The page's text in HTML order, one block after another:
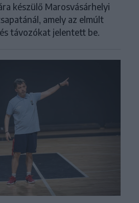
készülő Marosvásárhelyi
amely az elmúlt
távozókat jelentett be.